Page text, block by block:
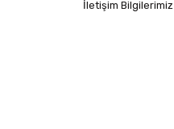
İletişim Bilgilerimiz